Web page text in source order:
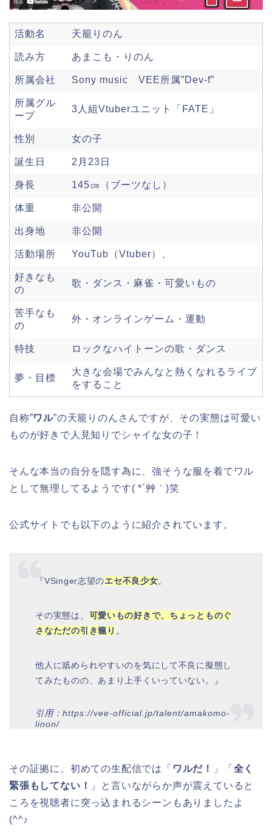
活動名 天籠りのん
読み方 あまこも・りのん
所属会社 Sony music VEE所属”Dev-f”
所属グル
ープ
3人組Vtuberユニット「FATE」
性別 女の子
誕生日 2月23日
身長 145㎝（ブーツなし）
体重 非公開
出身地 非公開
活動場所 YouTub（Vtuber）、
好きなも
の
歌・ダンス・麻雀・可愛いもの
苦手なも
の
外・オンラインゲーム・運動
特技 ロックなハイトーンの歌・ダンス
夢・目標
大きな会場でみんなと熱くなれるライブ
をすること
自称”ワル”の天籠りのんさんですが、その実態は可愛い
ものが好きで人見知りでシャイな女の子！
そんな本当の自分を隠す為に、強そうな服を着てワル
として無理してるようです( *´艸｀)笑
公式サイトでも以下のように紹介されています。
『VSinger志望のエセ不良少女。
その実態は、 可愛いもの好きで、ちょっとものぐ
さなただの引き籠り 。
他人に舐められやすいのを気にして不良に擬態し
てみたものの、あまり上手くいっていない。』
引用：https://vee-official.jp/talent/amakomo-
linon/
その証拠に、初めての生配信では「 ワルだ！ 」「 全く
緊張もしてない！
」と言いながらか声が震えていると
ころを視聴者に突っ込まれるシーンもありましたよ
(^^♪